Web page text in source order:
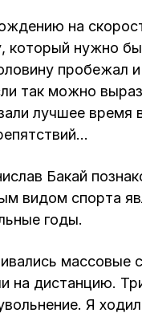
на
который нужно
пробежал и
так можно
лучшее время
Бакай
видом спорта
годы.
массовые
на дистанцию.
Я